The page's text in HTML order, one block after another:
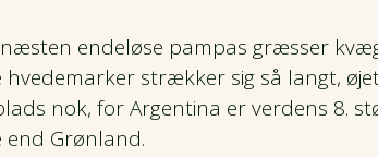
endeløse pampas græsser
hvedemarker strækker sig så langt,
nok, for Argentina er verdens 8.
end Grønland.